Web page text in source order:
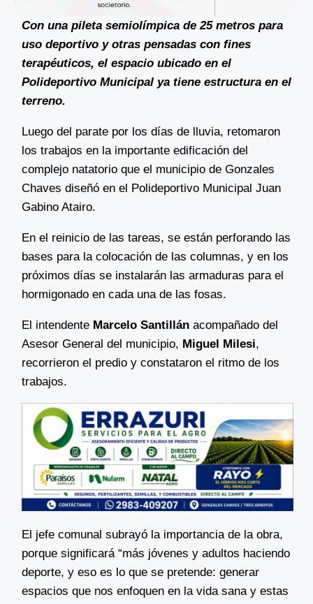
Con una pileta semiolímpica de 25 metros para
uso deportivo y otras pensadas con fines
terapéuticos, el espacio ubicado en el
Polideportivo Municipal ya tiene estructura en el
terreno.
Luego del parate por los días de lluvia, retomaron
los trabajos en la importante edificación del
complejo natatorio que el municipio de Gonzales
Chaves diseñó en el Polideportivo Municipal Juan
Gabino Atairo.
En el reinicio de las tareas, se están perforando las
bases para la colocación de las columnas, y en los
próximos días se instalarán las armaduras para el
hormigonado en cada una de las fosas.
El intendente Marcelo Santillán acompañado del
Asesor General del municipio, Miguel Milesi,
recorrieron el predio y constataron el ritmo de los
trabajos.
El jefe comunal subrayó la importancia de la obra,
porque significará “más jóvenes y adultos haciendo
deporte, y eso es lo que se pretende: generar
espacios que nos enfoquen en la vida sana y estas